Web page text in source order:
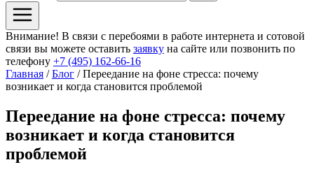
Внимание! В связи с перебоями в работе интернета и сотовой
связи вы можете оставить заявку на сайте или позвонить по
телефону +7 (495) 162-66-16
Главная /Блог /Переедание на фоне стресса: почему
возникает и когда становится проблемой
Переедание на фоне стресса: почему
возникает и когда становится
проблемой